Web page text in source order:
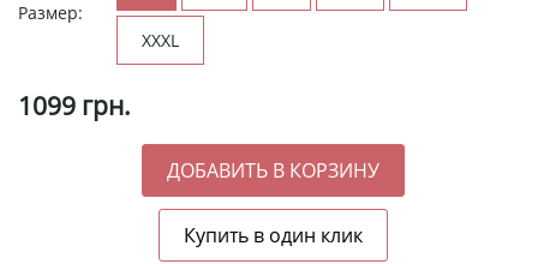
Размер:
XXXL
1099 грн.